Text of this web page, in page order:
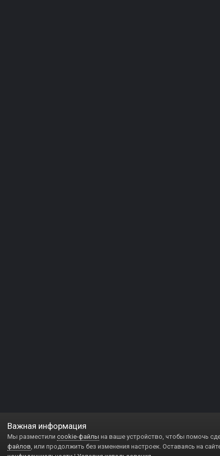
Важная информация
Мы разместили cookie-файлы на ваше устройство, чтобы помочь
файлов, или продолжить без изменения настроек. Оставаясь на